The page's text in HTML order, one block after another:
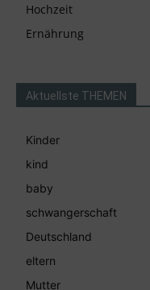
Hochzeit
Ernährung
Aktuellste THEMEN
Kinder
kind
baby
schwangerschaft
Deutschland
eltern
Mutter